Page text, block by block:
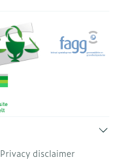
Privacy disclaimer